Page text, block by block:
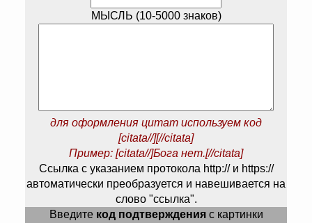
МЫСЛЬ (10-5000 знаков)
для оформления цитат используем код
[citata//][//citata]
Пример: [citata//]Бога нет.[//citata]
Ссылка с указанием протокола http:// и https://
автоматически преобразуется и навешивается на
слово "ссылка".
Введите код подтвержденияс картинки